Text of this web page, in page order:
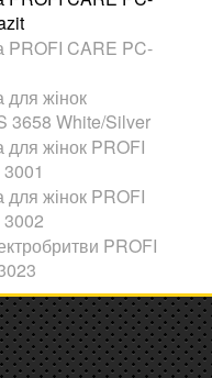
PROFI CARE PC-
для жінок
3658 White/Silver
для жінок PROFI
для жінок PROFI
PROFI